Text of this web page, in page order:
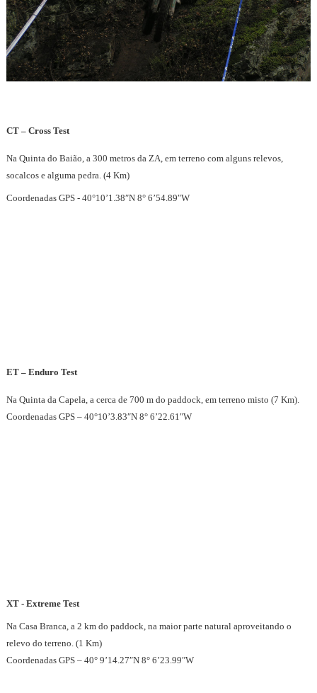
CT – Cross Test
Na Quinta do Baião, a 300 metros da ZA, em terreno com alguns relevos,
socalcos e alguma pedra. (4 Km)
Coordenadas GPS - 40°10’1.38″N 8° 6’54.89″W
ET – Enduro Test
Na Quinta da Capela, a cerca de 700 m do paddock, em terreno misto (7 Km).
Coordenadas GPS – 40°10’3.83″N 8° 6’22.61″W
XT - Extreme Test
Na Casa Branca, a 2 km do paddock, na maior parte natural aproveitando o
relevo do terreno. (1 Km)
Coordenadas GPS – 40° 9’14.27″N 8° 6’23.99″W